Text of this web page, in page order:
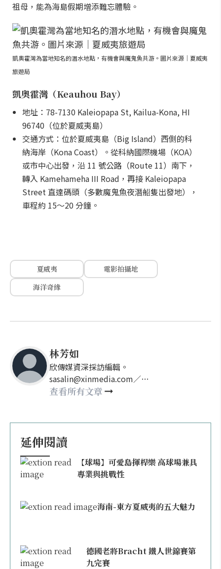
祖母，能為海島假期增添難忘體驗。
凱奧霍灣為當地知名的潛水地點，有機會與魔鬼魚共游。圖片來源｜夏威夷
旅遊局
凱奧霍灣（Keauhou Bay）
地址：78-7130 Kaleiopapa St, Kailua-Kona, HI
96740（位於夏威夷島）
交通方式：位於夏威夷島（Big Island）西側的科
納海岸（Kona Coast）。從科納國際機場（KOA）
或市中心出發，沿 11 號公路（Route 11）南下，
轉入 Kamehameha III Road，再接 Kaleiopapa
Street 直達碼頭（多數魔鬼魚夜潛船隻出發地），
車程約 15～20 分鐘。
夏威夷
電影拍攝地
海洋奇緣
林芳如
欣傳媒資深採訪編輯。
sasalin@xinmedia.com／
happy21917@gmail.com
查看所有文章
延伸閱讀
【球場】可愛島揮桿樂 高球場兼具
專業與挑戰性
海南-東方夏威夷的五大魅力
德國老將Bracht 鐵人世錦賽第
九完賽